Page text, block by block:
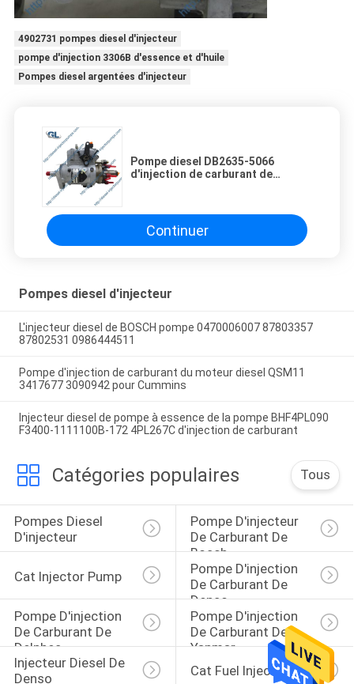
4902731 pompes diesel d'injecteur
pompe d'injection 3306B d'essence et d'huile
Pompes diesel argentées d'injecteur
Pompe diesel DB2635-5066
d'injection de carburant de
Continuer
Pompes diesel d'injecteur
L'injecteur diesel de BOSCH pompe 0470006007 87803357
87802531 0986444511
Pompe d'injection de carburant du moteur diesel QSM11
3417677 3090942 pour Cummins
Injecteur diesel de pompe à essence de la pompe BHF4PL090
F3400-1111100B-172 4PL267C d'injection de carburant
Catégories populaires Tous
Pompes Diesel
D'injecteur
Pompe D'injecteur
De Carburant De
Bosch
Cat Injector Pump
Pompe D'injection
De Carburant De
Denso
Pompe D'injection
De Carburant De
Delphes
Pompe D'injection
De Carburant De
Yanmar
Injecteur Diesel De
Denso
Cat Fuel Injector